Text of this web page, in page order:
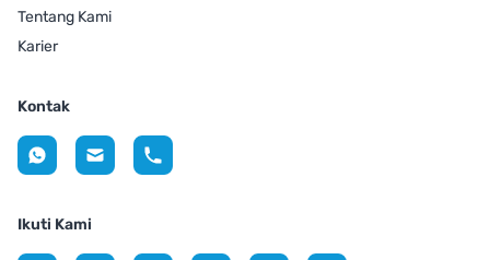
Tentang Kami
Karier
Kontak
Ikuti Kami